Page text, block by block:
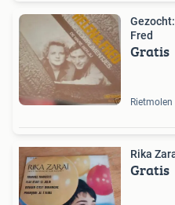
Fred
Gratis
Rietmolen
Rika
Gratis